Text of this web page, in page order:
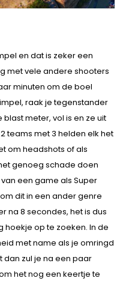
en dat is zeker een
met vele andere shooters
minuten om de boel
raak je tegenstander
meter, vol is en ze uit
teams met 3 helden elk het
om headshots of als
genoeg schade doen
een game als Super
dit in een ander genre
na 8 secondes, het is dus
hoekje op te zoeken. In de
met name als je omringd
dan zul je na een paar
het nog een keertje te